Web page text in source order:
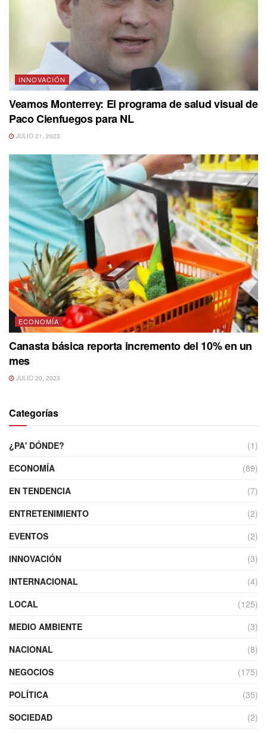
INNOVACIÓN
Veamos Monterrey: El programa de salud visual de
Paco Cienfuegos para NL
JULIO 21, 2023
ECONOMÍA
Canasta básica reporta incremento del 10% en un
mes
JULIO 20, 2023
Categorías
¿PA' DÓNDE?
(1)
ECONOMÍA
(89)
EN TENDENCIA
(7)
ENTRETENIMIENTO
(2)
EVENTOS
(2)
INNOVACIÓN
(3)
INTERNACIONAL
(4)
LOCAL
(125)
MEDIO AMBIENTE
(3)
NACIONAL
(8)
NEGOCIOS
(175)
POLÍTICA
(35)
SOCIEDAD
(2)